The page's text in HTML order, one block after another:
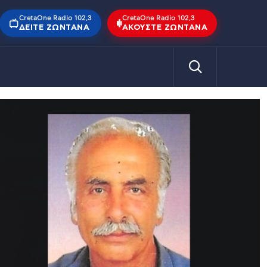
CretaOne Radio 102,3
ΔΕΊΤΕ ΖΩΝΤΑΝΆ
CretaOne Radio 102,3
ΑΚΟΎΣΤΕ ΖΩΝΤΑΝΆ